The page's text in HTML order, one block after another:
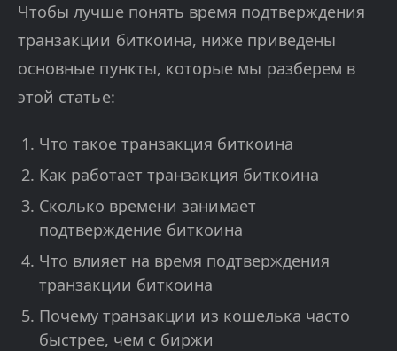
Чтобы лучше понять время подтверждения
транзакции биткоина, ниже приведены
основные пункты, которые мы разберем в
этой статье:
Что такое транзакция биткоина
Как работает транзакция биткоина
Сколько времени занимает
подтверждение биткоина
Что влияет на время подтверждения
транзакции биткоина
Почему транзакции из кошелька часто
быстрее, чем с биржи